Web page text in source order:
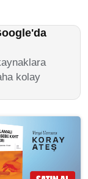
kolay